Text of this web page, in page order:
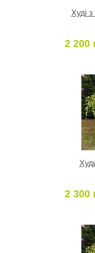
Худі
2 200
2 300